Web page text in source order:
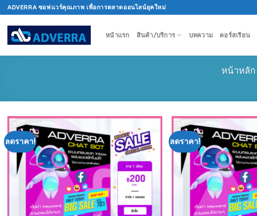
Skip
to
content
ADVERRA ซอฟแวร์คุณภาพ เพื่อการตลาดออนไลน์ยุคใหม่
หน้าแรก สินค้า/บริการ บทความ คอร์สเรียน
หน้าหลัก
ลดราคา!
Add to
wishlist
ลดราคา!